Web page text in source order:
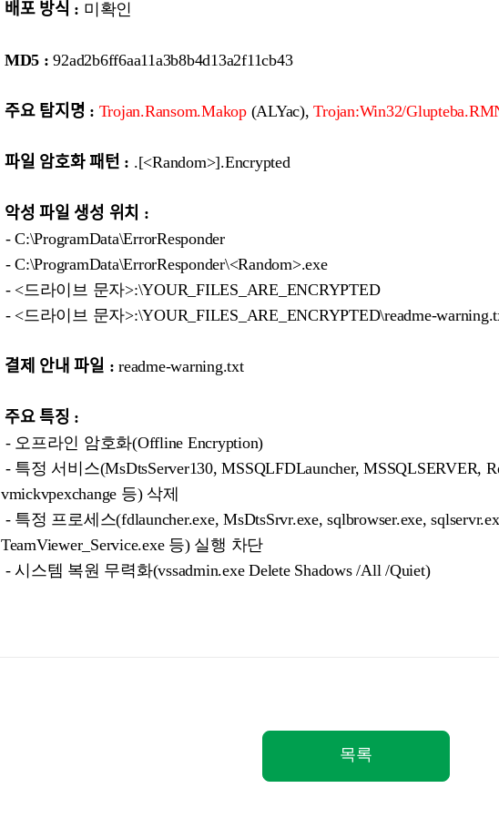
배포 방식 : 미확인
MD5 :92ad2b6ff6aa11a3b8b4d13a2f11cb43
주요 탐지명 : Trojan.Ransom.Makop(ALYac), Trojan:Win32/
파일 암호화 패턴 : .[<Random>].Encrypted
악성 파일 생성 위치 :
- C:\ProgramData\ErrorResponder
- C:\ProgramData\ErrorResponder\<Random>.exe
- <드라이브 문자>:\YOUR_FILES_ARE_ENCRYPTED
- <드라이브 문자>:\YOUR_FILES_ARE_ENCRYPTED\readme-
결제 안내 파일 : readme-warning.txt
주요 특징 :
- 오프라인 암호화(Offline Encryption)
- 특정 서비스(MsDtsServer130, MSSQLFDLauncher, MSSQLSERVER,
vmickvpexchange 등) 삭제
- 특정 프로세스(fdlauncher.exe, MsDtsSrvr.exe, sqlbrowser.exe,
TeamViewer_Service.exe 등) 실행 차단
- 시스템 복원 무력화(vssadmin.exe Delete Shadows /All /Quiet)
목록